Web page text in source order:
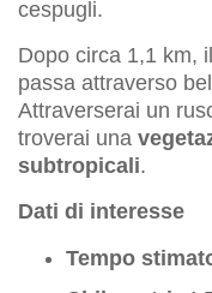
cespugli.
Dopo circa 1,1 km,
passa attraverso
Attraverserai un
troverai una
subtropicali.
Dati di interesse
Tempo